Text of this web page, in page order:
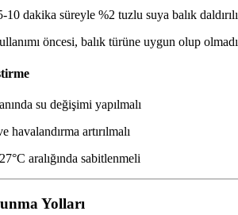
10 dakika süreyle %2 tuzlu suya balık
öncesi, balık türüne uygun olup
su değişimi yapılmalı
havalandırma artırılmalı
aralığında sabitlenmeli
Yolları